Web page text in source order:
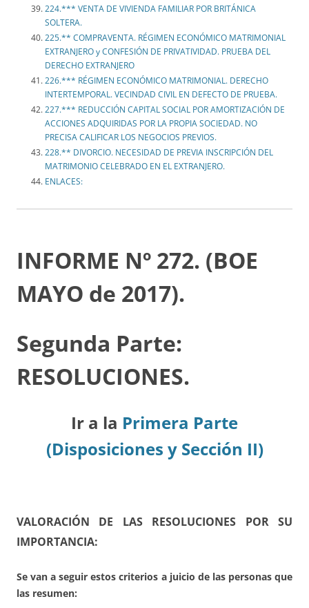
224.*** VENTA DE VIVIENDA FAMILIAR POR BRITÁNICA
SOLTERA.
225.** COMPRAVENTA. RÉGIMEN ECONÓMICO MATRIMONIAL
EXTRANJERO y CONFESIÓN DE PRIVATIVIDAD. PRUEBA DEL
DERECHO EXTRANJERO
226.*** RÉGIMEN ECONÓMICO MATRIMONIAL. DERECHO
INTERTEMPORAL. VECINDAD CIVIL EN DEFECTO DE PRUEBA.
227.*** REDUCCIÓN CAPITAL SOCIAL POR AMORTIZACIÓN DE
ACCIONES ADQUIRIDAS POR LA PROPIA SOCIEDAD. NO
PRECISA CALIFICAR LOS NEGOCIOS PREVIOS.
228.** DIVORCIO. NECESIDAD DE PREVIA INSCRIPCIÓN DEL
MATRIMONIO CELEBRADO EN EL EXTRANJERO.
ENLACES:
INFORME Nº 272. (BOE
MAYO de 2017).
Segunda Parte:
RESOLUCIONES.
Ir a la Primera Parte
(Disposiciones y Sección II)
VALORACIÓN DE LAS RESOLUCIONES POR SU
IMPORTANCIA:
Se van a seguir estos criterios a juicio de las personas que
las resumen: